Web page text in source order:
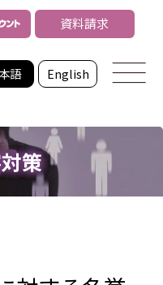
語 English
資料請求
策